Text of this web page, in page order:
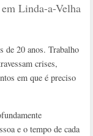
Linda-a-Velha
de 20 anos. Trabalho
crises,
em que é preciso
e o tempo de cada